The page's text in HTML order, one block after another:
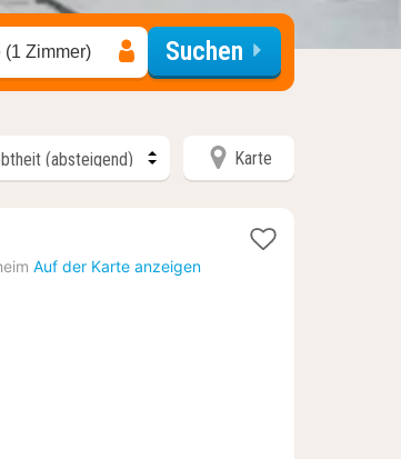
(1 Zimmer) Suchen
Karte
Auf der Karte anzeigen